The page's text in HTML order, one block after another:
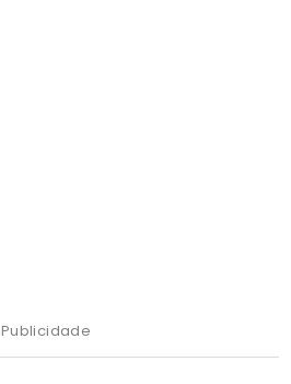
Publicidade